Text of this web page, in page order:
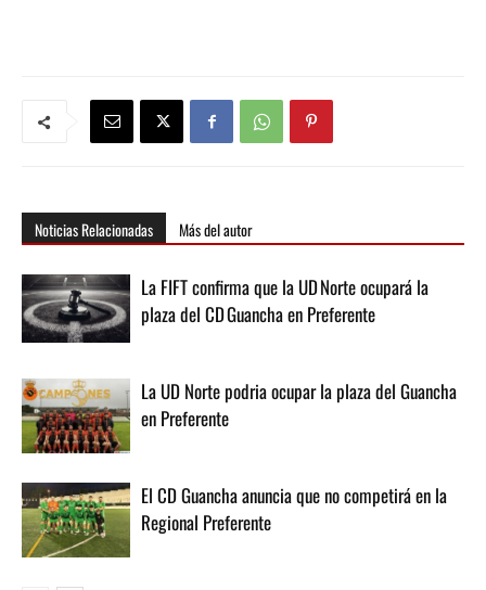
Noticias Relacionadas Más del autor
La FIFT confirma que la UD Norte ocupará la
plaza del CD Guancha en Preferente
La UD Norte podria ocupar la plaza del Guancha
en Preferente
El CD Guancha anuncia que no competirá en la
Regional Preferente